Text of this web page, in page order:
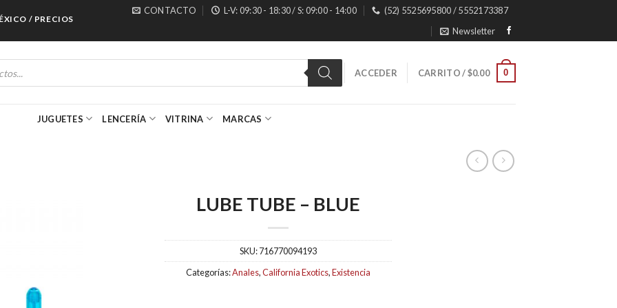
/ PRECIOS ESPECIALES PARA MAYORISTAS
CONTACTO L-V: 09:30 - 18:30 / S: 09:00 - 14:00
(52) 5525695800 / 5552173387
Newsletter
ACCEDER CARRITO /$0.00 0
JUGUETES LENCERÍA VITRINA MARCAS
LUBE TUBE – BLUE
SKU:716770094193
Categorías:Anales,California Exotics,Existencia